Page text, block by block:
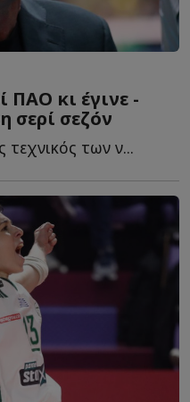
ΠΑΟ κι έγινε -
σερί σεζόν
τεχνικός των ν...